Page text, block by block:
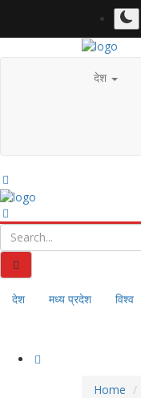
देश
देश मध्य प्रदेश विश्व
Home